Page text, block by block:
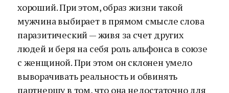
хороший. При этом, образ жизни такой
мужчина выбирает в прямом смысле слова
паразитический — живя за счет других
людей и беря на себя роль альфонса в союзе
с женщиной. При этом он склонен умело
выворачивать реальность и обвинять
партнершу в том, что она недостаточно для